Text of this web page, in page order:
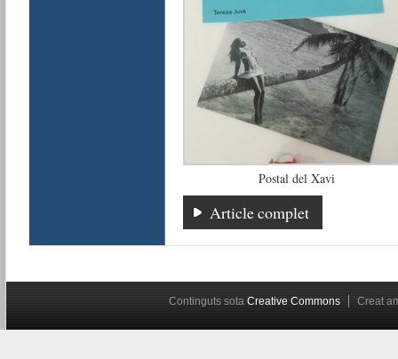
Postal del Xavi
Article complet
Continguts sota Creative Commons Creat